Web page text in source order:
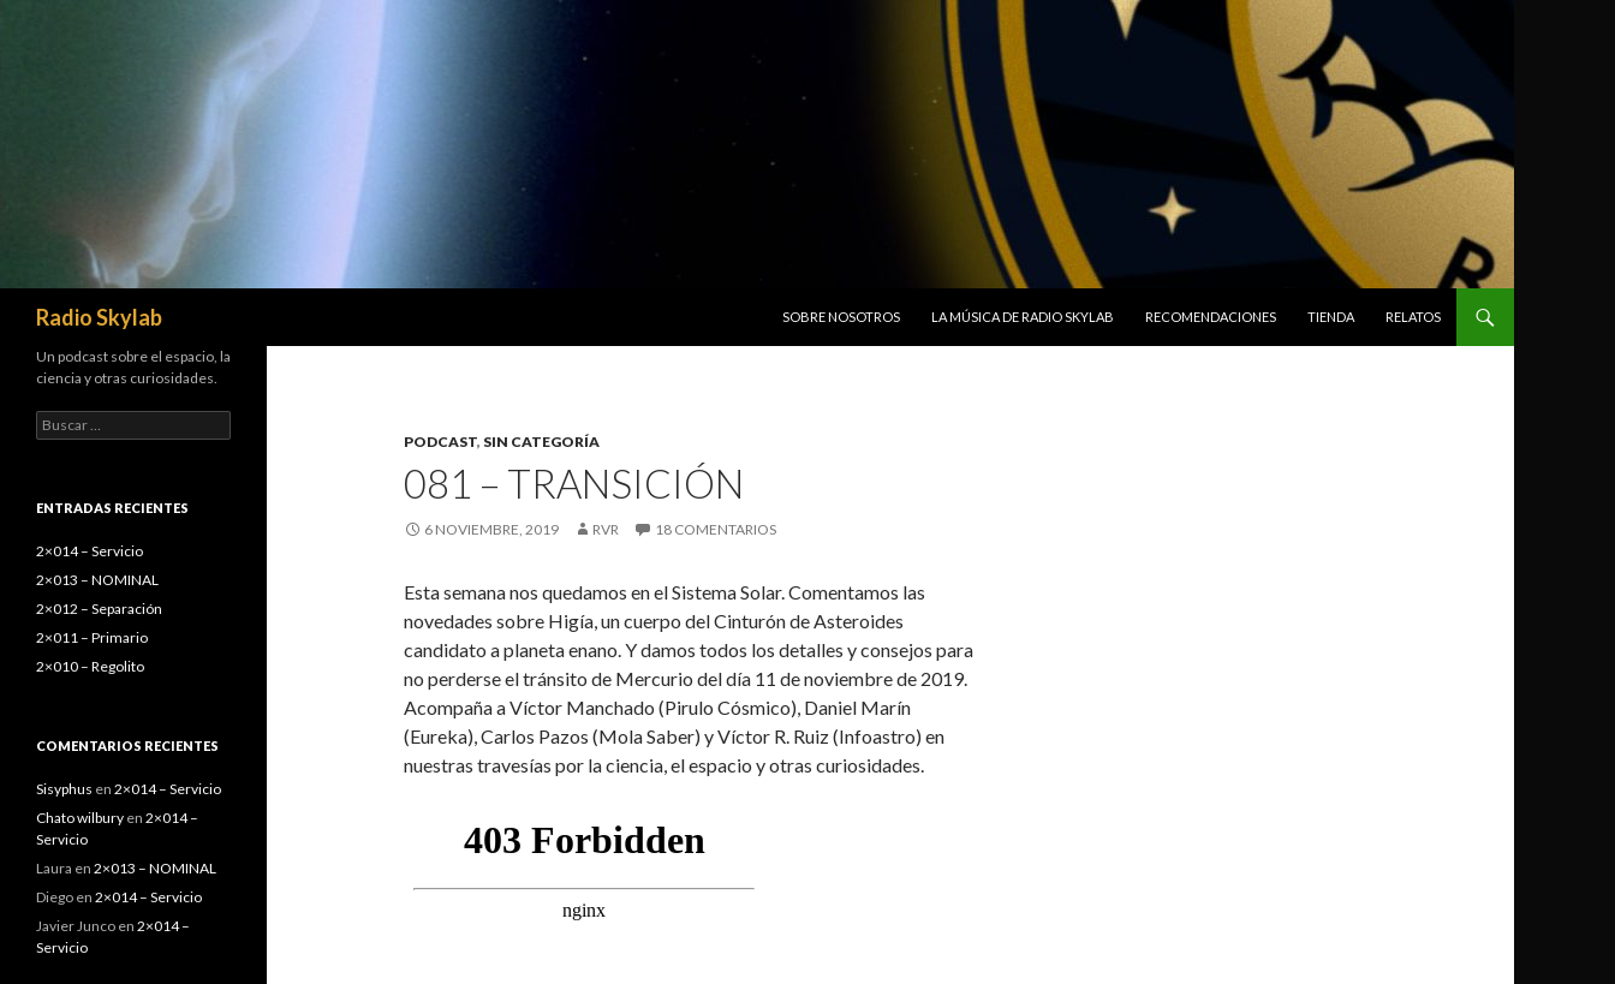
Radio Skylab
SOBRE NOSOTROS
LA MÚSICA DE RADIO SKYLAB RECOMENDACIONES TIENDA RELATOS
PODCAST, SIN CATEGORÍA
081 – TRANSICIÓN
6 NOVIEMBRE, 2019 RVR 18 COMENTARIOS
Esta semana nos quedamos en el Sistema Solar. Comentamos las
novedades sobre Higía, un cuerpo del Cinturón de Asteroides
candidato a planeta enano. Y damos todos los detalles y consejos para
no perderse el tránsito de Mercurio del día 11 de noviembre de 2019.
Acompaña a Víctor Manchado (Pirulo Cósmico), Daniel Marín
(Eureka), Carlos Pazos (Mola Saber) y Víctor R. Ruiz (Infoastro) en
nuestras travesías por la ciencia, el espacio y otras curiosidades.
Un podcast sobre el espacio, la
ciencia y otras curiosidades.
B
u
a
:
ENTRADAS RECIENTES
2×014 – Servicio
2×013 – NOMINAL
2×012 – Separación
2×011 – Primario
2×010 – Regolito
COMENTARIOS RECIENTES
Sisyphus en 2×014 – Servicio
Chato wilbury en 2×014 –
Servicio
Laura en 2×013 – NOMINAL
Diego en 2×014 – Servicio
Javier Junco en 2×014 –
Servicio